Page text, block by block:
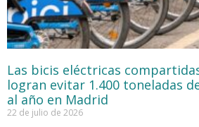
Las bicis eléctricas
logran evitar 1.400 toneladas
al año en Madrid
22 de julio de 2026